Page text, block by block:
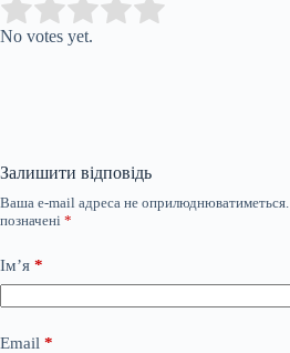
Rate this item:
No votes yet.
Залишити відповідь
Ваша e-mail адреса не оприлюднюватиметься.
позначені *
Ім’я *
Email *